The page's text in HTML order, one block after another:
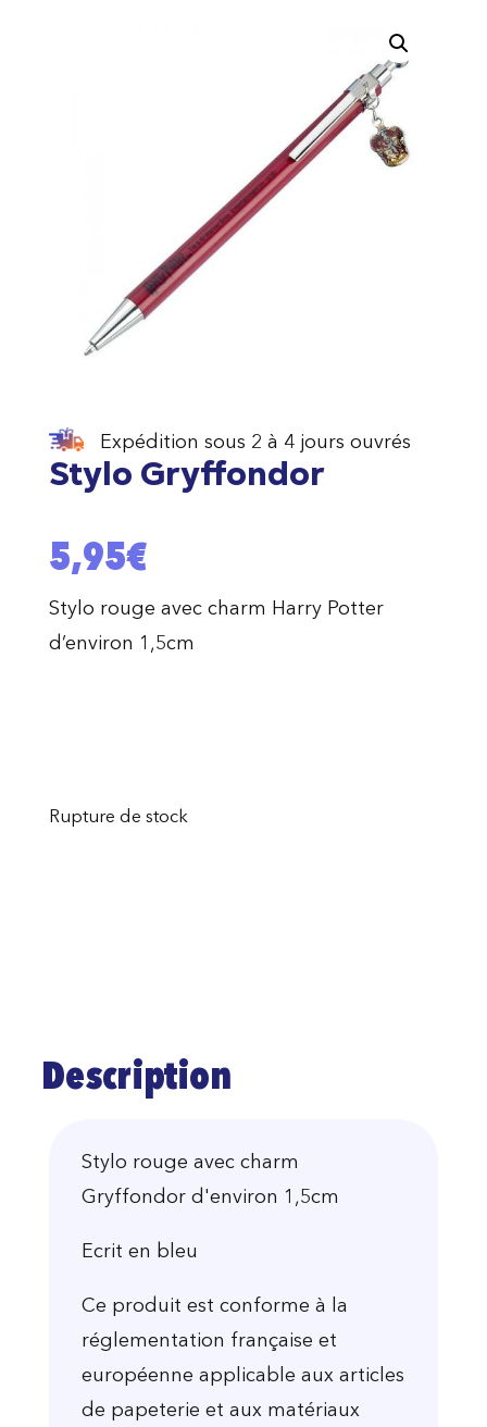
Expédition sous 2 à 4 jours ouvrés
Stylo Gryffondor
5,95€
Stylo rouge avec charm Harry Potter
d’environ 1,5cm
Rupture de stock
Description
Stylo rouge avec charm
Gryffondor d'environ 1,5cm
Ecrit en bleu
Ce produit est conforme à la
réglementation française et
européenne applicable aux articles
de papeterie et aux matériaux